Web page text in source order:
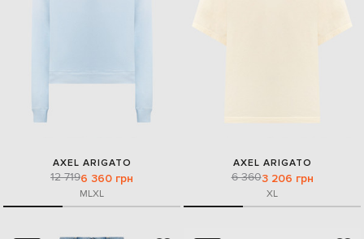
AXEL ARIGATO
12 7196 360 грн
MLXL
AXEL ARIGATO
6 3603 206 грн
XL